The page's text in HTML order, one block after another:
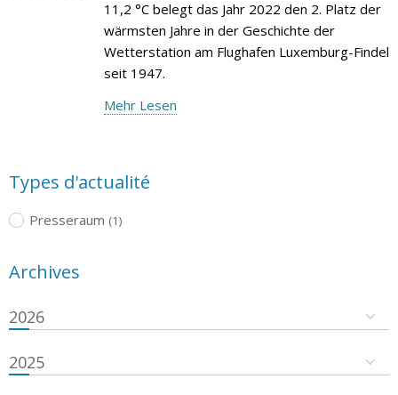
11,2 °C belegt das Jahr 2022 den 2. Platz der
wärmsten Jahre in der Geschichte der
Wetterstation am Flughafen Luxemburg-Findel
seit 1947.
Mehr Lesen
Types d'actualité
Presseraum (1)
Archives
2026
2025